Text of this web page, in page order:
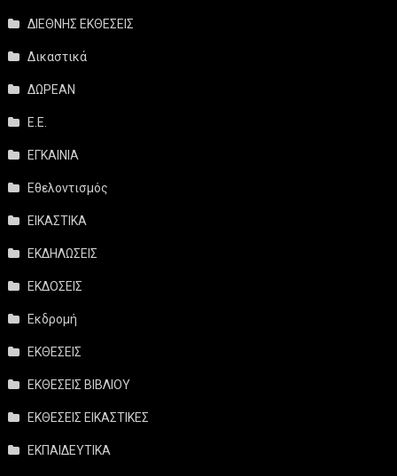
ΔΙΕΘΝΗΣ ΕΚΘΕΣΕΙΣ
Δικαστικά
ΔΩΡΕΑΝ
Ε.Ε.
ΕΓΚΑΙΝΙΑ
Εθελοντισμός
ΕΙΚΑΣΤΙΚΑ
ΕΚΔΗΛΩΣΕΙΣ
ΕΚΔΟΣΕΙΣ
Εκδρομή
ΕΚΘΕΣΕΙΣ
ΕΚΘΕΣΕΙΣ ΒΙΒΛΙΟΥ
ΕΚΘΕΣΕΙΣ ΕΙΚΑΣΤΙΚΕΣ
ΕΚΠΑΙΔΕΥΤΙΚΑ